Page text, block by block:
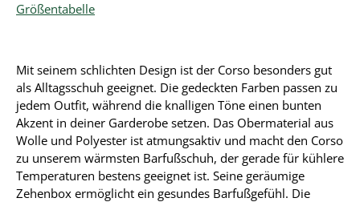
Größentabelle
Mit seinem schlichten Design ist der Corso besonders gut
als Alltagsschuh geeignet. Die gedeckten Farben passen zu
jedem Outfit, während die knalligen Töne einen bunten
Akzent in deiner Garderobe setzen. Das Obermaterial aus
Wolle und Polyester ist atmungsaktiv und macht den Corso
zu unserem wärmsten Barfußschuh, der gerade für kühlere
Temperaturen bestens geeignet ist. Seine geräumige
Zehenbox ermöglicht ein gesundes Barfußgefühl. Die